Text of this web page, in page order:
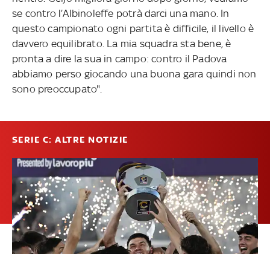
se contro l’Albinoleffe potrà darci una mano. In
questo campionato ogni partita è difficile, il livello è
davvero equilibrato. La mia squadra sta bene, è
pronta a dire la sua in campo: contro il Padova
abbiamo perso giocando una buona gara quindi non
sono preoccupato".
SERIE C: ALTRE NOTIZIE